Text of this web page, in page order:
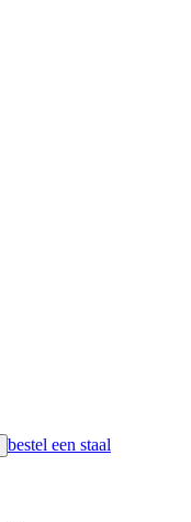
bestel een staal